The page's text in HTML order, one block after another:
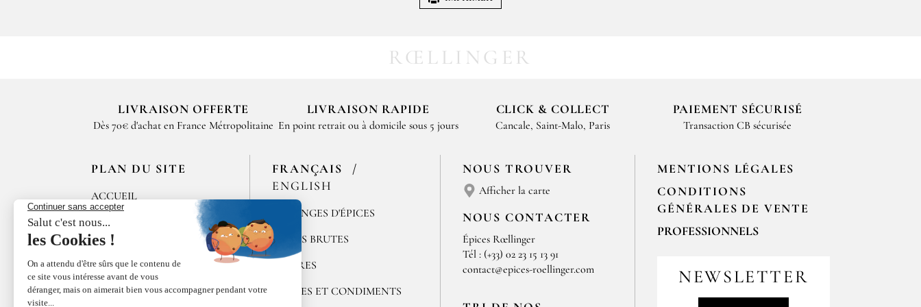
RŒLLINGER
LIVRAISON OFFERTE
Dès 70€ d'achat en France Métropolitaine
LIVRAISON RAPIDE
En point retrait ou à domicile sous 5 jours
CLICK & COLLECT
Cancale, Saint-Malo, Paris
PAIEMENT SÉCURISÉ
Transaction CB sécurisée
PLAN DU SITE
ACCUEIL
LES MAISONS DE
BRICOURT
RECRUTEMENT
ÉPICES RŒLLINGER
FRANÇAIS
ENGLISH
MÉLANGES D'ÉPICES
ÉPICES BRUTES
POIVRES
ALGUES ET CONDIMENTS
NOUS TROUVER
Afficher la carte
NOUS CONTACTER
Épices Rœllinger
Tél : (+33) 02 23 15 13 91
contact@epices-roellinger.com
MENTIONS LÉGALES
CONDITIONS
GÉNÉRALES DE VENTE
PROFESSIONNELS
professionnelles, merci de nous
contacter par email
contact@epices-roellinger.com
NEWSLETTER